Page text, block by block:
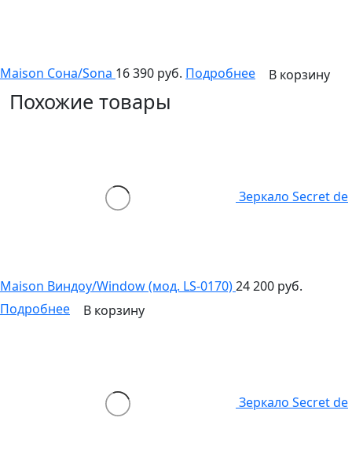
Maison Сона/Sona 16 390 руб. Подробнее В корзину
Похожие товары
Зеркало Secret de
Maison Виндоу/Window (мод. LS-0170)24 200 руб.
Подробнее
В корзину
Зеркало Secret de